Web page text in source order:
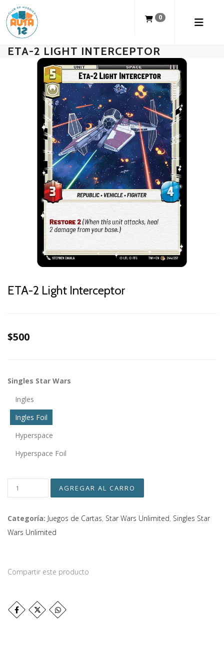
0
ETA-2 LIGHT INTERCEPTOR
ETA-2 Light Interceptor
$500
Singles Star Wars
Ingles
Ingles Foil
Hyperspace
Hyperspace Foil
Categoría: Juegos de Cartas, Star Wars Unlimited, Singles Star
Wars Unlimited
Compartir este producto